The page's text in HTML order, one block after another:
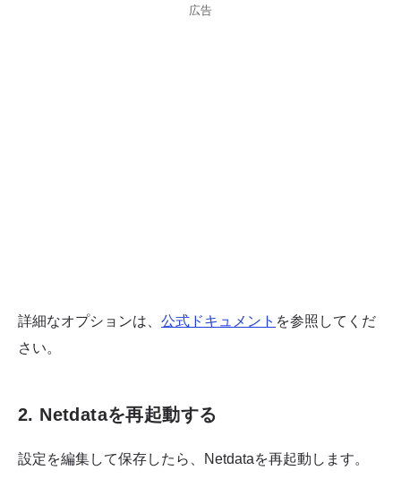
広告
詳細なオプションは、 公式ドキュメント を参照してくだ
さい。
2. Netdataを再起動する
設定を編集して保存したら、Netdataを再起動します。